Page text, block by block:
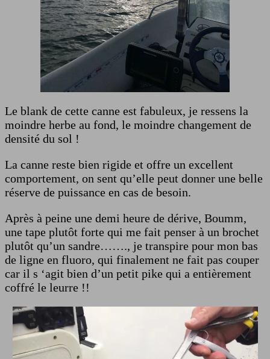
Le blank de cette canne est fabuleux, je ressens la
moindre herbe au fond, le moindre changement de
densité du sol !
La canne reste bien rigide et offre un excellent
comportement, on sent qu’elle peut donner une belle
réserve de puissance en cas de besoin.
Après à peine une demi heure de dérive, Boumm,
une tape plutôt forte qui me fait penser à un brochet
plutôt qu’un sandre……., je transpire pour mon bas
de ligne en fluoro, qui finalement ne fait pas couper
car il s ‘agit bien d’un petit pike qui a entièrement
coffré le leurre !!